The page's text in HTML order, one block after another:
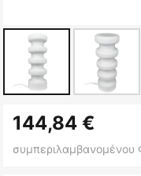
στην
αρχή
144,84 €